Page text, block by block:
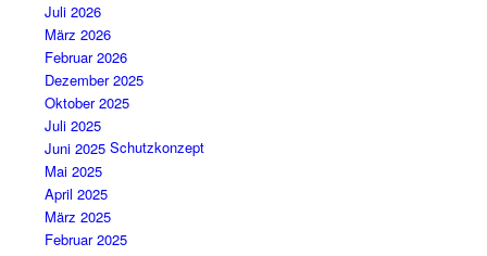
Schutzkonzept
Juli 2026
März 2026
Februar 2026
Dezember 2025
Oktober 2025
Juli 2025
Juni 2025
Mai 2025
April 2025
März 2025
Februar 2025